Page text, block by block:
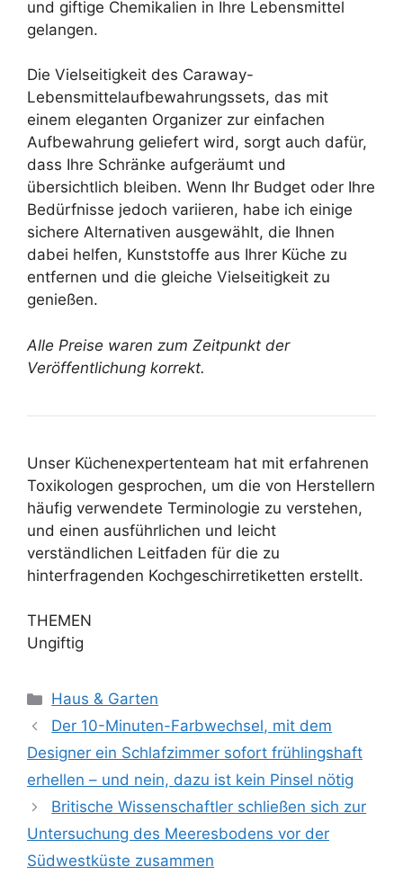
und giftige Chemikalien in Ihre Lebensmittel
gelangen.
Die Vielseitigkeit des Caraway-
Lebensmittelaufbewahrungssets, das mit
einem eleganten Organizer zur einfachen
Aufbewahrung geliefert wird, sorgt auch dafür,
dass Ihre Schränke aufgeräumt und
übersichtlich bleiben. Wenn Ihr Budget oder Ihre
Bedürfnisse jedoch variieren, habe ich einige
sichere Alternativen ausgewählt, die Ihnen
dabei helfen, Kunststoffe aus Ihrer Küche zu
entfernen und die gleiche Vielseitigkeit zu
genießen.
Alle Preise waren zum Zeitpunkt der
Veröffentlichung korrekt.
Unser Küchenexpertenteam hat mit erfahrenen
Toxikologen gesprochen, um die von Herstellern
häufig verwendete Terminologie zu verstehen,
und einen ausführlichen und leicht
verständlichen Leitfaden für die zu
hinterfragenden Kochgeschirretiketten erstellt.
THEMEN
Ungiftig
Kategorien
Haus & Garten
Der 10-Minuten-Farbwechsel, mit dem
Designer ein Schlafzimmer sofort frühlingshaft
erhellen – und nein, dazu ist kein Pinsel nötig
Britische Wissenschaftler schließen sich zur
Untersuchung des Meeresbodens vor der
Südwestküste zusammen